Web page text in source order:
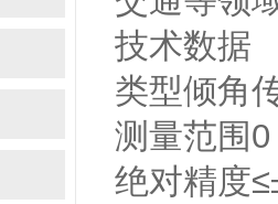
技术数据
类型倾角
测量范围
绝对精度